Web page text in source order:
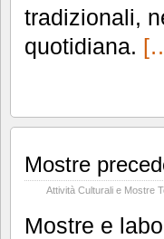
tradizionali,
quotidiana.
Mostre
Attività Culturali e Mostre
Mostre e